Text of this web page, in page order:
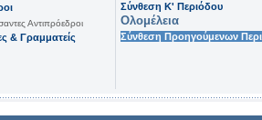
Αντιπρόεδροι
& Γραμματείς
Σύνθεση K' Περιόδου
Ολομέλεια
Σύνθεση Προηγούμενων